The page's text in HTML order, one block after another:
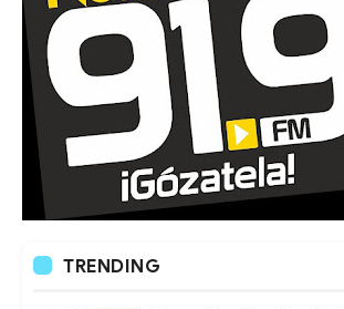
TRENDING